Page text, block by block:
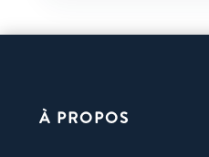
À PROPOS